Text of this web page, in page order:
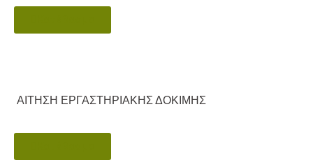
ΑΙΤΗΣΗ ΕΡΓΑΣΤΗΡΙΑΚΗΣ ΔΟΚΙΜΗΣ